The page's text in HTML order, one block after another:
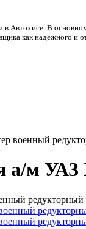
в Автохисе. В
как надежного и
военный
а/м